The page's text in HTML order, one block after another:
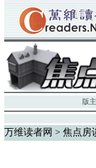
版
万维读者网 > 焦点房